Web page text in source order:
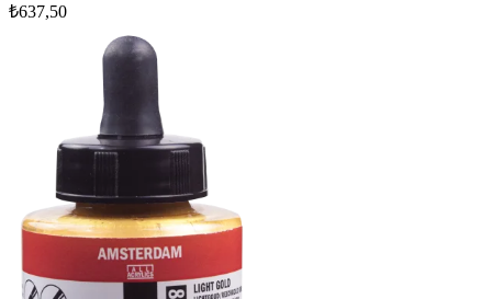
₺637,50